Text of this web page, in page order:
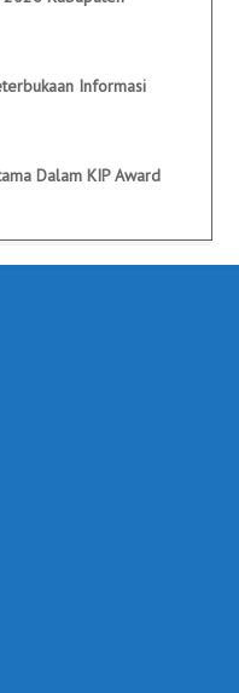
Informasi
Dalam KIP Award